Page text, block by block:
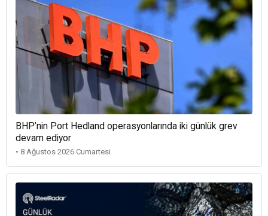
BHP’nin Port Hedland operasyonlarında iki günlük grev
devam ediyor
• 8 Ağustos 2026 Cumartesi